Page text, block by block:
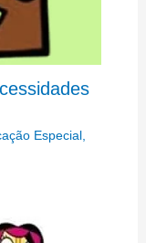
Especial,